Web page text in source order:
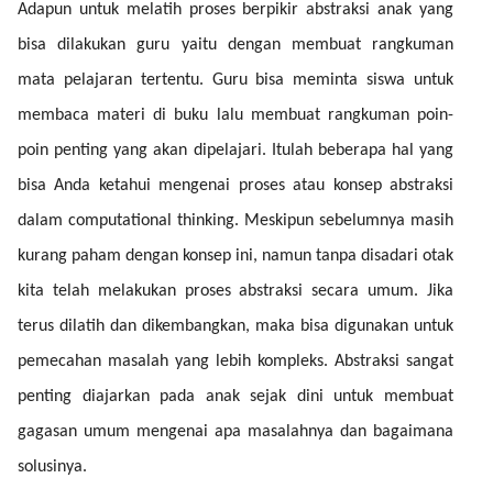
Adapun untuk melatih proses berpikir abstraksi anak yang
bisa dilakukan guru yaitu dengan membuat rangkuman
mata pelajaran tertentu. Guru bisa meminta siswa untuk
membaca materi di buku lalu membuat rangkuman poin-
poin penting yang akan dipelajari. Itulah beberapa hal yang
bisa Anda ketahui mengenai proses atau konsep abstraksi
dalam computational thinking. Meskipun sebelumnya masih
kurang paham dengan konsep ini, namun tanpa disadari otak
kita telah melakukan proses abstraksi secara umum. Jika
terus dilatih dan dikembangkan, maka bisa digunakan untuk
pemecahan masalah yang lebih kompleks. Abstraksi sangat
penting diajarkan pada anak sejak dini untuk membuat
gagasan umum mengenai apa masalahnya dan bagaimana
solusinya.